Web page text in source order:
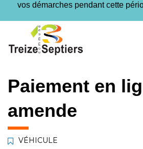
vos démarches pendant cette
contenu
pied
Paiement en
amende
VÉHICULE